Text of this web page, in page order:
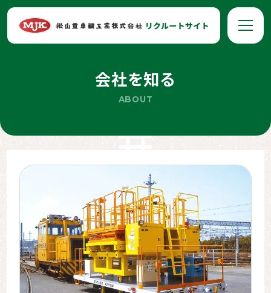
会社を知る
ABOUT